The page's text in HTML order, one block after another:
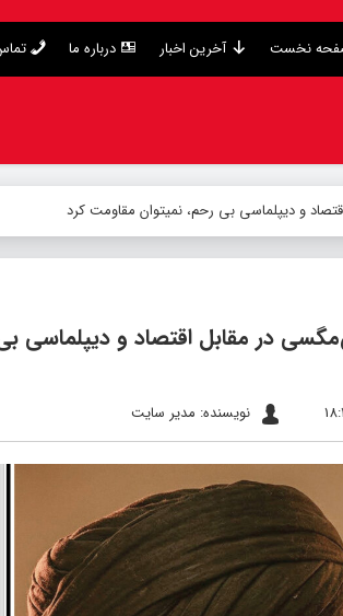
نخست آخرین اخبار درباره ما
و دیپلماسی بی رحم، نمیتوان مقاومت کرد
در مقابل اقتصاد و دیپلماسی
نویسنده: مدیر سایت